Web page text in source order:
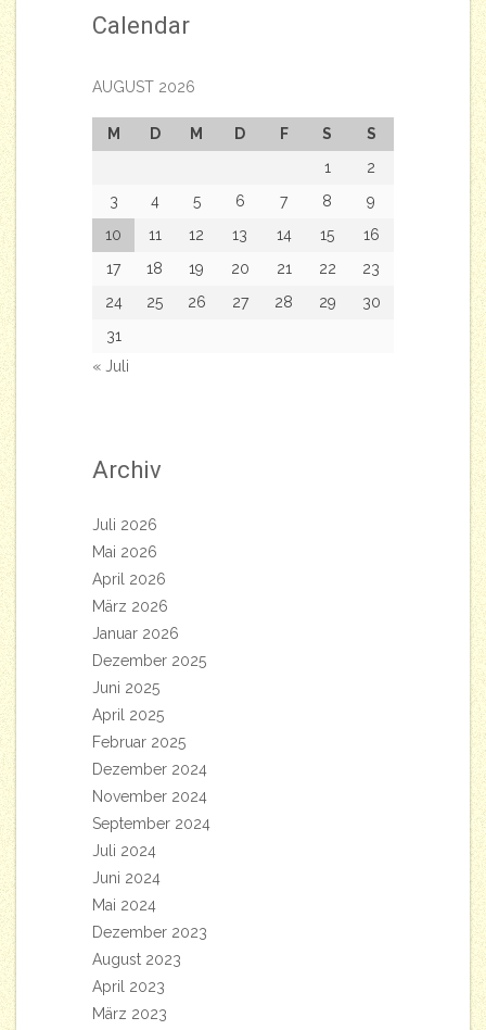
Calendar
AUGUST 2026
M D M D F S
S
1
2
3
4 5 6 7 8
9
10
11 12 13 14 15
16
17
18 19 20 21 22
23
24
25 26 27 28 29
30
31
« Juli
Archiv
Juli 2026
Mai 2026
April 2026
März 2026
Januar 2026
Dezember 2025
Juni 2025
April 2025
Februar 2025
Dezember 2024
November 2024
September 2024
Juli 2024
Juni 2024
Mai 2024
Dezember 2023
August 2023
April 2023
März 2023